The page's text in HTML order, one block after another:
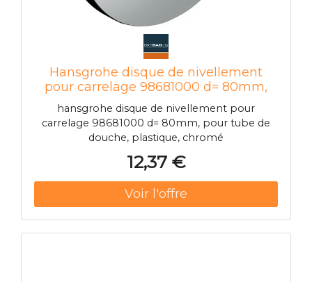
Hansgrohe disque de nivellement
pour carrelage 98681000 d= 80mm,
pour tuyau de douche, plastique,
chromé
hansgrohe disque de nivellement pour
carrelage 98681000 d= 80mm, pour tube de
douche, plastique, chromé
12,37 €